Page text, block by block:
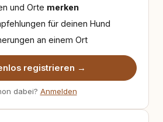
und Orte merken
für deinen Hund
an einem Ort
registrieren →
dabei? Anmelden